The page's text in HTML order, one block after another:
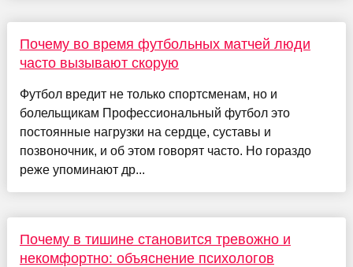
Почему во время футбольных матчей люди
часто вызывают скорую
Футбол вредит не только спортсменам, но и
болельщикам Профессиональный футбол это
постоянные нагрузки на сердце, суставы и
позвоночник, и об этом говорят часто. Но гораздо
реже упоминают др...
Почему в тишине становится тревожно и
некомфортно: объяснение психологов